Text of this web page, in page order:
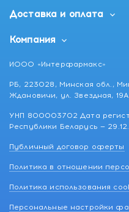
Доставка и оплата
Компания
ИООО «Интерфармакс»
РБ, 223028, Минская обл.,
Ждановичи, ул. Звездная,
УНП 800003702 Дата
Республики Беларусь —
Публичный договор оферты
Политика в отношении
Политика использования
Персональные настройки